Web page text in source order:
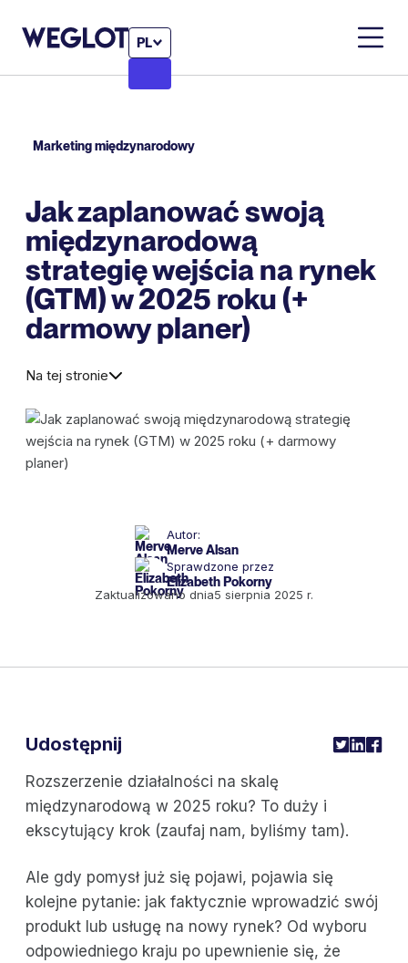
PL
Marketing międzynarodowy
Jak zaplanować swoją
międzynarodową
strategię wejścia na rynek
(GTM) w 2025 roku (+
darmowy planer)
Na tej stronie
Autor:
Merve Alsan
Sprawdzone przez
Elizabeth Pokorny
Zaktualizowano dnia5 sierpnia 2025 r.
Rozszerzenie działalności na skalę
międzynarodową w 2025 roku? To duży i
ekscytujący krok (zaufaj nam, byliśmy tam).
Ale gdy pomysł już się pojawi, pojawia się
kolejne pytanie: jak faktycznie wprowadzić swój
produkt lub usługę na nowy rynek? Od wyboru
odpowiedniego kraju po upewnienie się, że
Udostępnij